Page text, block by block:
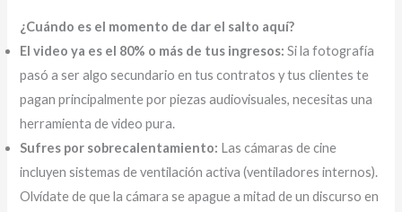
¿Cuándo es el momento de dar el salto aquí?
El video ya es el 80% o más de tus ingresos: Si la fotografía
pasó a ser algo secundario en tus contratos y tus clientes te
pagan principalmente por piezas audiovisuales, necesitas una
herramienta de video pura.
Sufres por sobrecalentamiento: Las cámaras de cine
incluyen sistemas de ventilación activa (ventiladores internos).
Olvídate de que la cámara se apague a mitad de un discurso en